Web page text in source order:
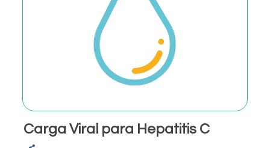
Carga Viral para Hepatitis C